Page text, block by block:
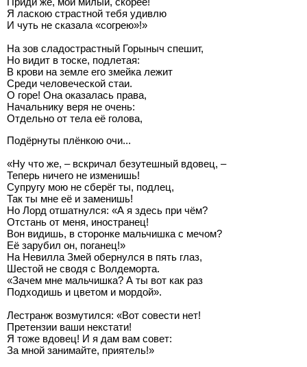
Я ласкою страстной тебя удивлю
И чуть не сказала «согрею»!»
На зов сладострастный Горыныч спешит,
Но видит в тоске, подлетая:
В крови на земле его змейка лежит
Среди человеческой стаи.
О горе! Она оказалась права,
Начальнику веря не очень:
Отдельно от тела её голова,
Подёрнуты плёнкою очи...
«Ну что же, – вскричал безутешный вдовец, –
Теперь ничего не изменишь!
Супругу мою не сберёг ты, подлец,
Так ты мне её и заменишь!
Но Лорд отшатнулся: «А я здесь при чём?
Отстань от меня, иностранец!
Вон видишь, в сторонке мальчишка с мечом?
Её зарубил он, поганец!»
На Невилла Змей обернулся в пять глаз,
Шестой не сводя с Волдеморта.
«Зачем мне мальчишка? А ты вот как раз
Подходишь и цветом и мордой».
Лестранж возмутился: «Вот совести нет!
Претензии ваши некстати!
Я тоже вдовец! И я дам вам совет:
За мной занимайте, приятель!»